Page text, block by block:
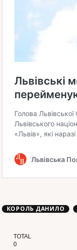
КОРОЛЬ ДАНИЛО
TOTAL
0